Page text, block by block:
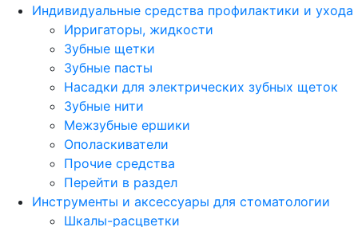
Индивидуальные средства профилактики и ухода
Ирригаторы, жидкости
Зубные щетки
Зубные пасты
Насадки для электрических зубных щеток
Зубные нити
Межзубные ершики
Ополаскиватели
Прочие средства
Перейти в раздел
Инструменты и аксессуары для стоматологии
Шкалы-расцветки